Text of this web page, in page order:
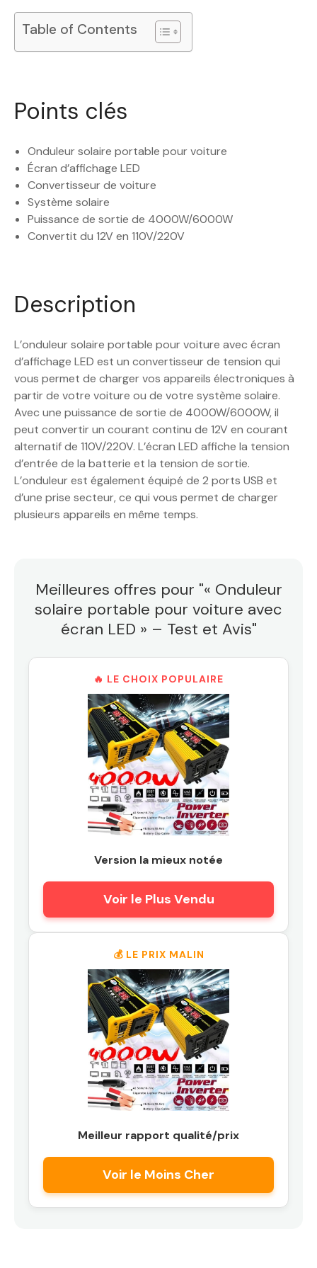
Table of Contents
Points clés
Onduleur solaire portable pour voiture
Écran d’affichage LED
Convertisseur de voiture
Système solaire
Puissance de sortie de 4000W/6000W
Convertit du 12V en 110V/220V
Description
L’onduleur solaire portable pour voiture avec écran
d’affichage LED est un convertisseur de tension qui
vous permet de charger vos appareils électroniques à
partir de votre voiture ou de votre système solaire.
Avec une puissance de sortie de 4000W/6000W, il
peut convertir un courant continu de 12V en courant
alternatif de 110V/220V. L’écran LED affiche la tension
d’entrée de la batterie et la tension de sortie.
L’onduleur est également équipé de 2 ports USB et
d’une prise secteur, ce qui vous permet de charger
plusieurs appareils en même temps.
Meilleures offres pour "« Onduleur
solaire portable pour voiture avec
écran LED » – Test et Avis"
🔥 LE CHOIX POPULAIRE
Version la mieux notée
Voir le Plus Vendu
💰 LE PRIX MALIN
Meilleur rapport qualité/prix
Voir le Moins Cher